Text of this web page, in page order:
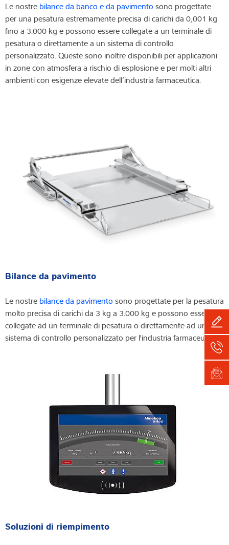
Le nostre bilance da banco e da pavimento sono progettate
per una pesatura estremamente precisa di carichi da 0,001 kg
fino a 3.000 kg e possono essere collegate a un terminale di
pesatura o direttamente a un sistema di controllo
personalizzato. Queste sono inoltre disponibili per applicazioni
in zone con atmosfera a rischio di esplosione e per molti altri
ambienti con esigenze elevate dell’industria farmaceutica.
Bilance da pavimento
Le nostre bilance da pavimento sono progettate per la pesatura
molto precisa di carichi da 3 kg a 3.000 kg e possono essere
collegate ad un terminale di pesatura o direttamente ad un
sistema di controllo personalizzato per l'industria farmaceutica
Soluzioni di riempimento